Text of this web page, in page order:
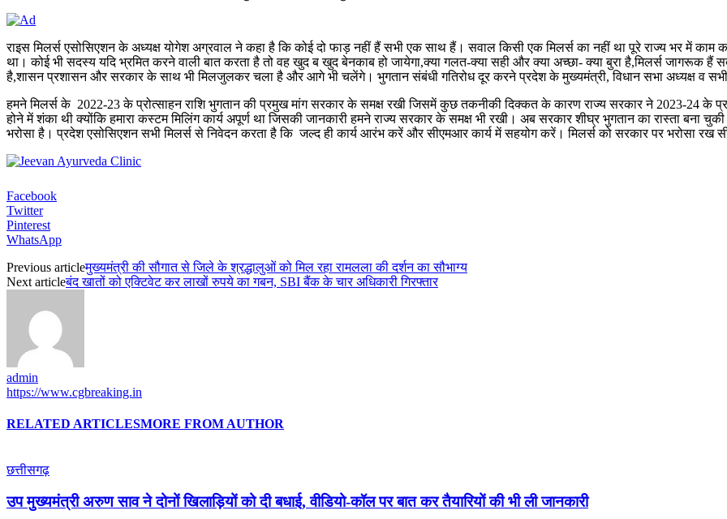
राइस मिलर्स एसोसिएशन के अध्यक्ष योगेश अग्रवाल ने कहा है कि कोई दो फाड़ नहीं हैं सभी एक साथ हैं। सवाल किसी एक मिलर्स का नहीं था पूरे राज्य भर में काम
था। कोई भी सदस्य यदि भ्रमित करने वाली बात करता है तो वह खुद ब खुद बेनकाब हो जायेगा,क्या गलत-क्या सही और क्या अच्छा- क्या बुरा है,मिलर्स जागरूक हैं
है,शासन प्रशासन और सरकार के साथ भी मिलजुलकर चला है और आगे भी चलेंगे। भुगतान संबंधी गतिरोध दूर करने प्रदेश के मुख्यमंत्री, विधान सभा अध्यक्ष व सभी
हमने मिलर्स के 2022-23 के प्रोत्साहन राशि भुगतान की प्रमुख मांग सरकार के समक्ष रखी जिसमें कुछ तकनीकी दिक्कत के कारण राज्य सरकार ने 2023-24 के
होने में शंका थी क्योंकि हमारा कस्टम मिलिंग कार्य अपूर्ण था जिसकी जानकारी हमने राज्य सरकार के समक्ष भी रखी। अब सरकार शीघ्र भुगतान का रास्ता बना
भरोसा है। प्रदेश एसोसिएशन सभी मिलर्स से निवेदन करता है कि जल्द ही कार्य आरंभ करें और सीएमआर कार्य में सहयोग करें। मिलर्स को सरकार पर भरोसा रख
Facebook
Twitter
Pinterest
WhatsApp
Previous articleमुख्यमंत्री की सौगात से जिले के श्रद्धालुओं को मिल रहा रामलला की दर्शन का सौभाग्य
Next articleबंद खातों को एक्टिवेट कर लाखों रुपये का गबन, SBI बैंक के चार अधिकारी गिरफ्तार
admin
https://www.cgbreaking.in
RELATED ARTICLESMORE FROM AUTHOR
छत्तीसगढ़
उप मुख्यमंत्री अरुण साव ने दोनों खिलाड़ियों को दी बधाई, वीडियो-कॉल पर बात कर तैयारियों की भी ली जानकारी